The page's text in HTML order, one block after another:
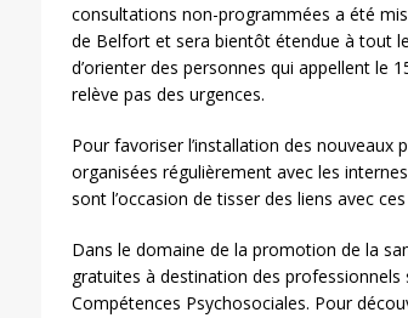
consultations non-programmées a été
de Belfort et sera bientôt étendue à tout
d’orienter des personnes qui appellent le
relève pas des urgences.
Pour favoriser l’installation des
organisées régulièrement avec les
sont l’occasion de tisser des liens avec
Dans le domaine de la promotion de la
gratuites à destination des
Compétences Psychosociales. Pour